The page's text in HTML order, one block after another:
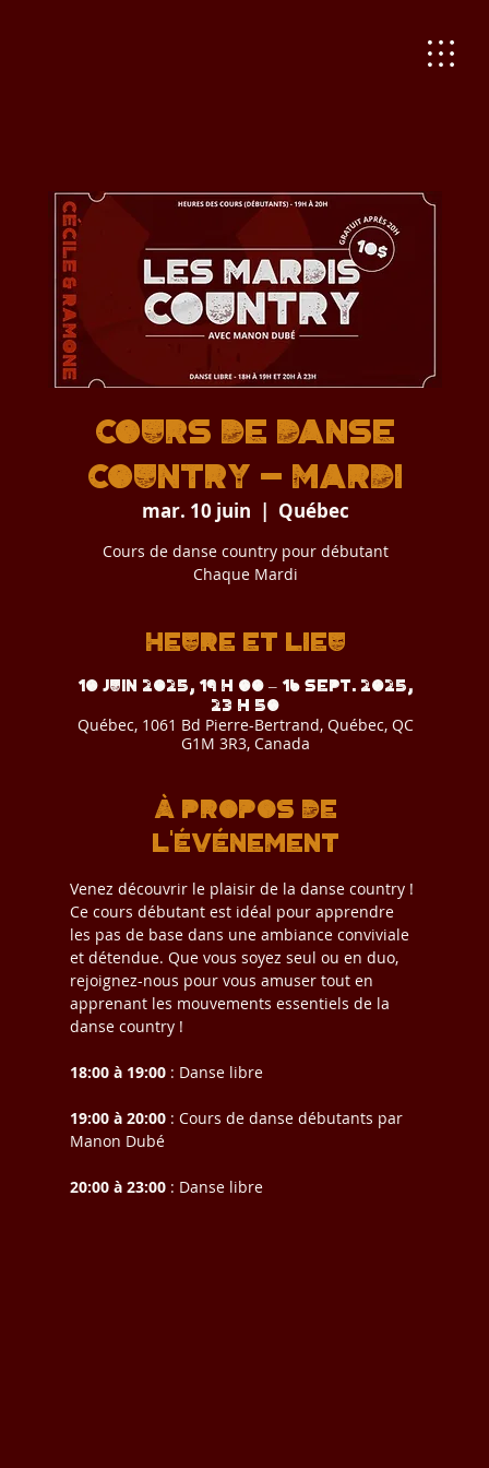
Cours de danse
country - Mardi
mar. 10 juin
  |
Québec
Cours de danse country pour débutant
Chaque Mardi
Heure et lieu
10 juin 2025, 19 h 00 – 16 sept. 2025,
23 h 50
Québec, 1061 Bd Pierre-Bertrand, Québec, QC
G1M 3R3, Canada
À propos de
l'événement
Venez découvrir le plaisir de la danse country !
Ce cours débutant est idéal pour apprendre
les pas de base dans une ambiance conviviale
et détendue. Que vous soyez seul ou en duo,
rejoignez-nous pour vous amuser tout en
apprenant les mouvements essentiels de la
danse country !
18:00 à 19:00 : Danse libre
19:00 à 20:00 : Cours de danse débutants par
Manon Dubé
20:00 à 23:00 : Danse libre